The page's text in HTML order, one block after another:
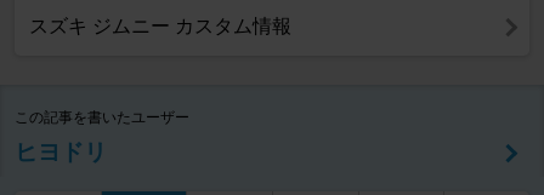
スズキ ジムニー カスタム情報
この記事を書いたユーザー
ヒヨドリ